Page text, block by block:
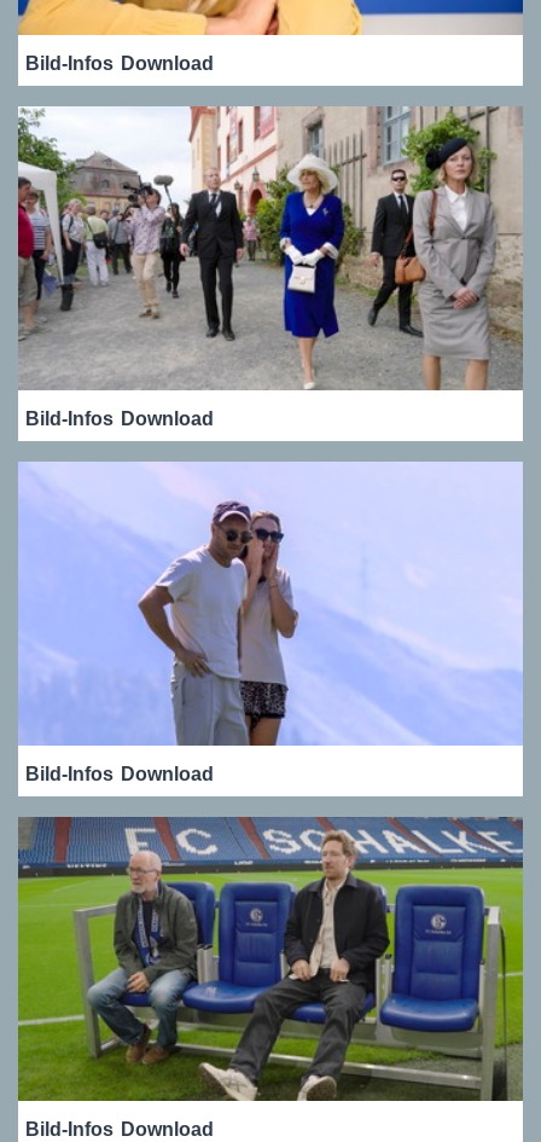
Bild-Infos Download
Bild-Infos Download
Bild-Infos Download
Bild-Infos Download